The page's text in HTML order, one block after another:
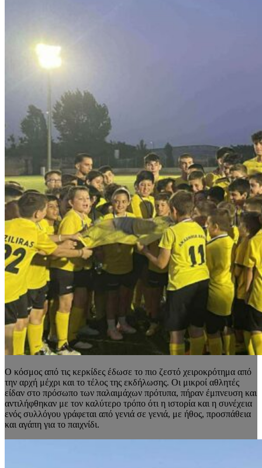
Ο κόσμος από τις κερκίδες έδωσε το πιο ζεστό χειροκρότημα από
την αρχή μέχρι και το τέλος της εκδήλωσης. Οι μικροί αθλητές
είδαν στο πρόσωπο των παλαιμάχων πρότυπα, πήραν έμπνευση και
αντιλήφθηκαν με τον καλύτερο τρόπο ότι η ιστορία και η συνέχεια
ενός συλλόγου γράφεται από γενιά σε γενιά, με ήθος, προσπάθεια
και αγάπη για το παιχνίδι.